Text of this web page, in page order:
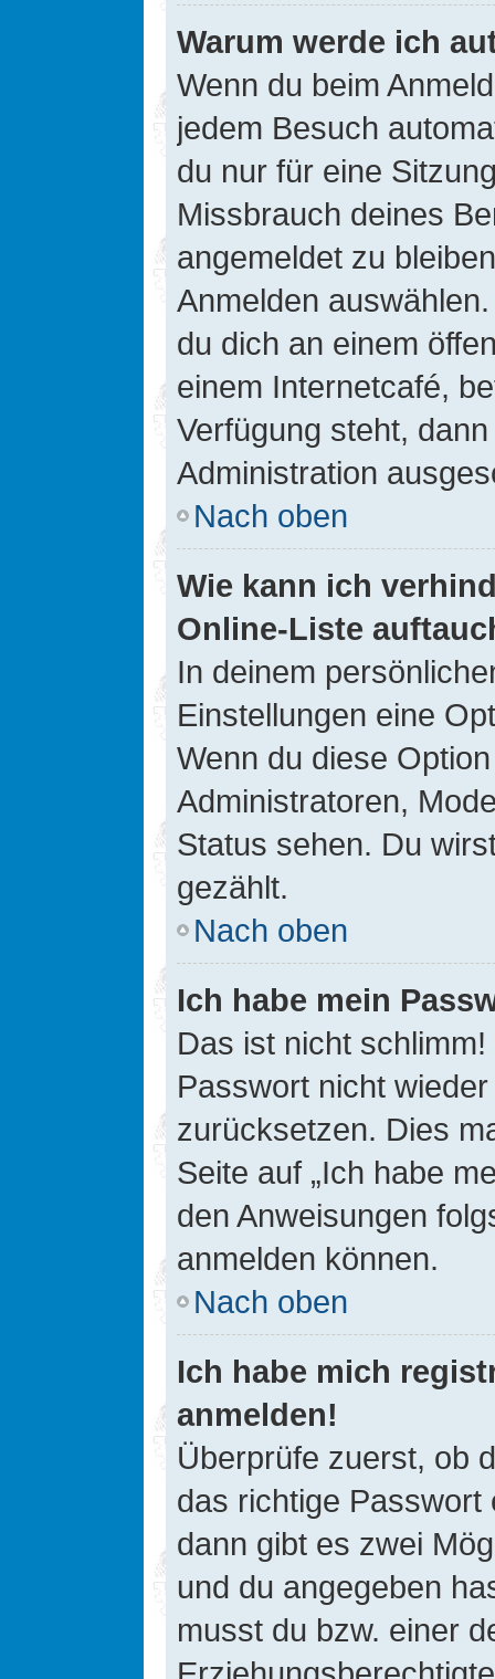
Warum werde ich
Wenn du beim
jedem Besuch
du nur für eine
Missbrauch deines
angemeldet zu
Anmelden
du dich an einem
einem Internetcafé,
Verfügung steht,
Administration
Nach oben
Wie kann ich
Online-Liste
In deinem
Einstellungen eine
Wenn du diese
Administratoren,
Status sehen. Du
gezählt.
Nach oben
Ich habe mein
Das ist nicht
Passwort nicht
zurücksetzen. Dies
Seite auf „Ich habe
den Anweisungen
anmelden können.
Nach oben
Ich habe mich
anmelden!
Überprüfe zuerst, ob
das richtige Passwort
dann gibt es zwei
und du angegeben
musst du bzw. einer